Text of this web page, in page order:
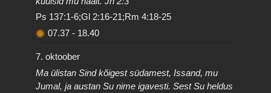
Ps 137:1-6;Gl 2:16-21;Rm 4:18-25
07.37 - 18.40
7. oktoober
Ma ülistan Sind kõigest südamest, Issand, mu
Jumal, ja austan Su nime igavesti. Sest Su heldus